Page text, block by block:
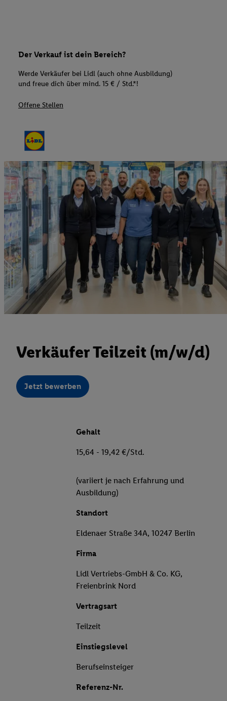
Der Verkauf ist dein Bereich?
Werde Verkäufer bei Lidl (auch ohne Ausbildung)
und freue dich über mind. 15 € / Std.*!
Offene Stellen
Verkäufer Teilzeit (m/w/d)
Jetzt bewerben
Gehalt
15,64 - 19,42 €/Std.
(variiert je nach Erfahrung und
Ausbildung)
Standort
Eldenaer Straße 34A, 10247 Berlin
Firma
Lidl Vertriebs-GmbH & Co. KG,
Freienbrink Nord
Vertragsart
Teilzeit
Einstiegslevel
Berufseinsteiger
Referenz-Nr.